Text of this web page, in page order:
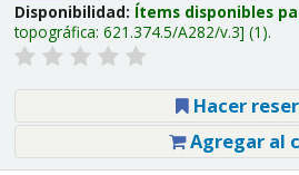
Disponibilidad: Ítems disponibles
topográfica: 621.374.5/A282/v.3 (1).
Hacer
Agregar al